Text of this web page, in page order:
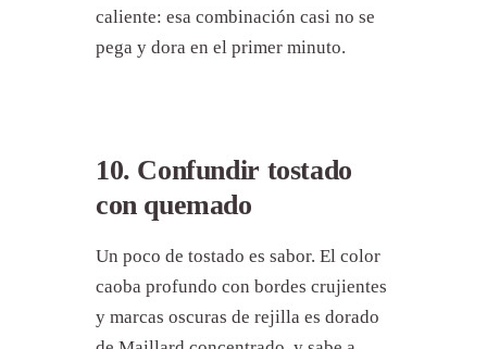
caliente: esa combinación casi no se
pega y dora en el primer minuto.
10. Confundir tostado
con quemado
Un poco de tostado es sabor. El color
caoba profundo con bordes crujientes
y marcas oscuras de rejilla es dorado